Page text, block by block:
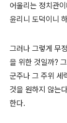
어울리는 정치관
윤리니 도덕이니
그러나 그렇게 무
을 위한 것일까?
군주나 그 주위 세
것을 원하지 않는
한다.